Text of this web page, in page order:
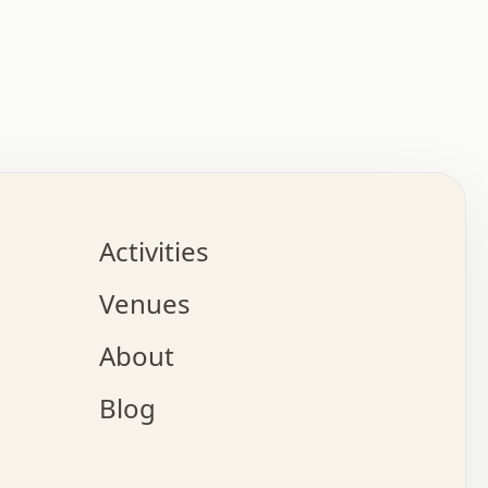
.   .   .   .   .   .   .   .   x   .   .   .   .
o   .   .   .   .   .   .   .   .   x   .   .   .
.   .   .   :   .   .   .   x   .   .   .   :   .
.   .   .   +   .   .   .   .   .   .   .   .   x
.   .   x   .   .   .   .   .   .   :   .   .   .
.   .   .   .   .   +   .   .   .   .   x   .   .
.   .   .   .   x   .   .   o   .   .   .   .   .
.   .   .   .   .   .   .   .   .   .   .   .   .
x   .   .   .   .   .   +   .   .   x   .   .   .
.   .   .   .   +   o   .   .   .   .   .   x   .
Activities
Venues
About
Blog